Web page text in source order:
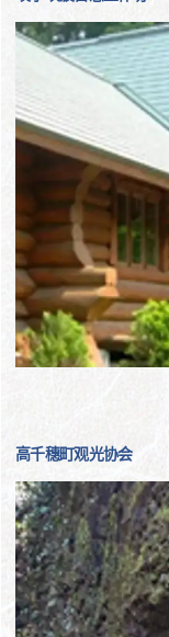
高千穗町观光协会